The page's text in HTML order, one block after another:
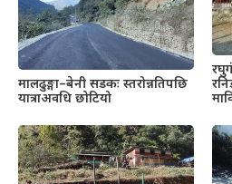
मालढुङ्गा–बेनी सडकः स्तरोन्नतिपछि
यात्राअवधि छोटियो